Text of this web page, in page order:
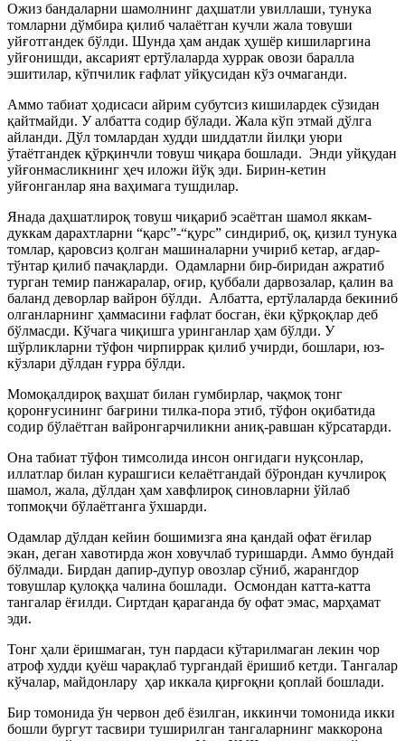
Ожиз бандаларни шамолнинг даҳшатли увиллаши, тунука
томларни дўмбира қилиб чалаётган кучли жала товуши
уйғотгандек бўлди. Шунда ҳам андак ҳушёр кишиларгина
уйғонишди, аксарият ертўлаларда хуррак овози баралла
эшитилар, кўпчилик ғафлат уйқусидан кўз очмаганди.
Аммо табиат ҳодисаси айрим субутсиз кишилардек сўзидан
қайтмайди. У албатта содир бўлади. Жала кўп этмай дўлга
айланди. Дўл томлардан худди шиддатли йилқи уюри
ўтаётгандек қўрқинчли товуш чиқара бошлади. Энди уйқудан
уйғонмасликнинг ҳеч иложи йўқ эди. Бирин-кетин
уйғонганлар яна ваҳимага тушдилар.
Янада даҳшатлироқ товуш чиқариб эсаётган шамол яккам-
дуккам дарахтларни “қарс”-“қурс” синдириб, оқ, қизил тунука
томлар, қаровсиз қолган машиналарни учириб кетар, ағдар-
тўнтар қилиб пачақларди. Одамларни бир-биридан ажратиб
турган темир панжаралар, оғир, қуббали дарвозалар, қалин ва
баланд деворлар вайрон бўлди. Албатта, ертўлаларда бекиниб
олганларнинг ҳаммасини ғафлат босган, ёки қўрқоқлар деб
бўлмасди. Кўчага чиқишга уринганлар ҳам бўлди. У
шўрликларни тўфон чирпиррак қилиб учирди, бошлари, юз-
кўзлари дўлдан ғурра бўлди.
Момоқалдироқ ваҳшат билан гумбирлар, чақмоқ тонг
қоронғусининг бағрини тилка-пора этиб, тўфон оқибатида
содир бўлаётган вайронгарчиликни аниқ-равшан кўрсатарди.
Она табиат тўфон тимсолида инсон онгидаги нуқсонлар,
иллатлар билан курашгиси келаётгандай бўрондан кучлироқ
шамол, жала, дўлдан ҳам хавфлироқ синовларни ўйлаб
топмоқчи бўлаётганга ўхшарди.
Одамлар дўлдан кейин бошимизга яна қандай офат ёғилар
экан, деган хавотирда жон ховучлаб туришарди. Аммо бундай
бўлмади. Бирдан дапир-дупур овозлар сўниб, жарангдор
товушлар қулоққа чалина бошлади. Осмондан катта-катта
тангалар ёғилди. Сиртдан қараганда бу офат эмас, марҳамат
эди.
Тонг ҳали ёришмаган, тун пардаси кўтарилмаган лекин чор
атроф худди қуёш чарақлаб тургандай ёришиб кетди. Тангалар
кўчалар, майдонлару ҳар иккала қирғоқни қоплай бошлади.
Бир томонида ўн червон деб ёзилган, иккинчи томонида икки
бошли бургут тасвири туширилган тангаларнинг маккорона